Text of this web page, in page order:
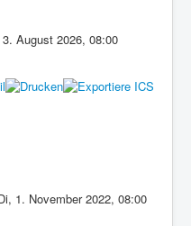
August 2026,08:00
1. November 2022, 08:00